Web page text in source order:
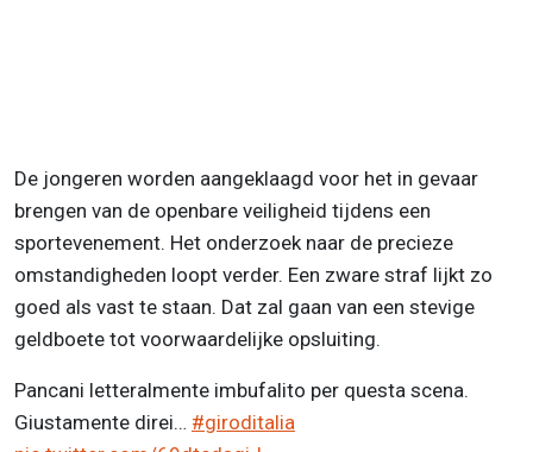
De jongeren worden aangeklaagd voor het in gevaar
brengen van de openbare veiligheid tijdens een
sportevenement. Het onderzoek naar de precieze
omstandigheden loopt verder. Een zware straf lijkt zo
goed als vast te staan. Dat zal gaan van een stevige
geldboete tot voorwaardelijke opsluiting.
Pancani letteralmente imbufalito per questa scena.
Giustamente direi… #giroditalia